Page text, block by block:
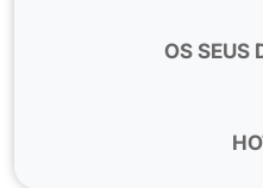
recomendados são os
Aconselhamo-lo a
OS SEUS